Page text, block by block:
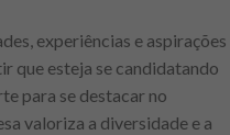
experiências e aspirações
que esteja se candidatando
para se destacar no
valoriza a diversidade e a